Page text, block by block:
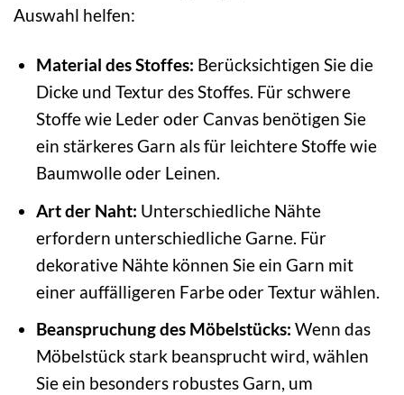
Auswahl helfen:
Material des Stoffes: Berücksichtigen Sie die
Dicke und Textur des Stoffes. Für schwere
Stoffe wie Leder oder Canvas benötigen Sie
ein stärkeres Garn als für leichtere Stoffe wie
Baumwolle oder Leinen.
Art der Naht: Unterschiedliche Nähte
erfordern unterschiedliche Garne. Für
dekorative Nähte können Sie ein Garn mit
einer auffälligeren Farbe oder Textur wählen.
Beanspruchung des Möbelstücks: Wenn das
Möbelstück stark beansprucht wird, wählen
Sie ein besonders robustes Garn, um